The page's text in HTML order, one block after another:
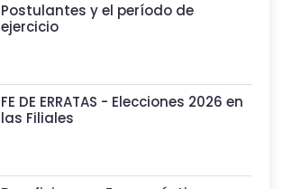
Postulantes y el período de
ejercicio
FE DE ERRATAS - Elecciones 2026 en
las Filiales